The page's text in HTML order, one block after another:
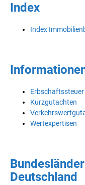
Index
Index
Kurzgutachten
Wertexpertisen
Deutschland